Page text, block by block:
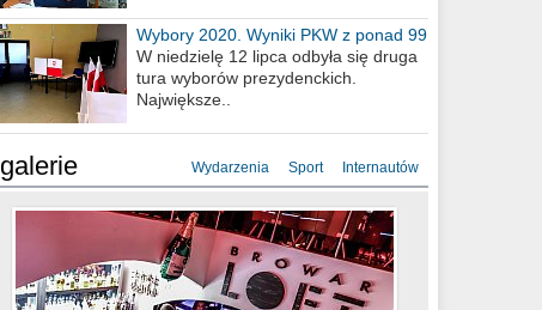
Wybory 2020. Wyniki PKW z ponad 99
procent obwodów
W niedzielę 12 lipca odbyła się druga
tura wyborów prezydenckich.
Największe..
galerie Wydarzenia Sport Internautów
Sylwester Hotel Młyn 31.12.2018
Sylwester Miejski 31.12.2018
Sylwester Loft 31.12.2018